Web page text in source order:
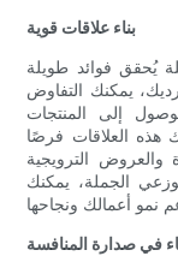
بناء علاقات قوية
يُحقق فوائد طويلة
يمكنك التفاوض
إلى المنتجات
هذه العلاقات فرصًا
والعروض الترويجية
الجملة، يمكنك
في صدارة المنافسة